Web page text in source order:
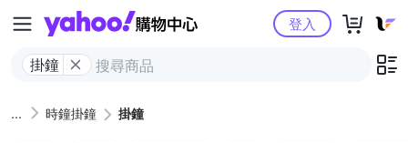
Yahoo購物中心
掛鐘
登入
時鐘掛鐘 掛鐘